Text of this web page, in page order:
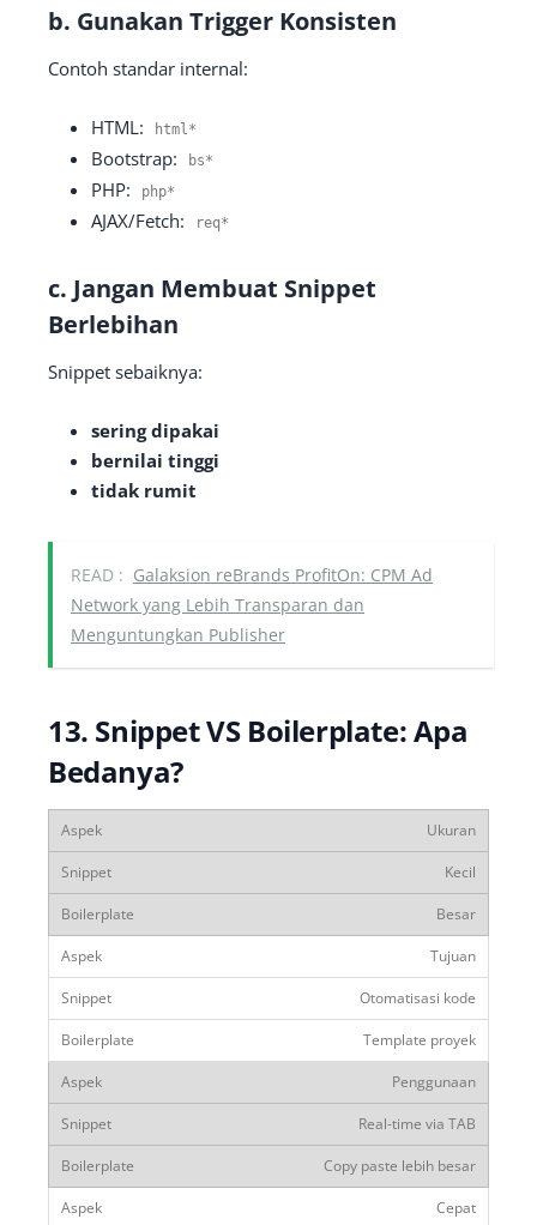
b. Gunakan Trigger Konsisten
Contoh standar internal:
HTML: html *
Bootstrap: bs*
PHP: php*
AJAX/Fetch: req*
c. Jangan Membuat Snippet
Berlebihan
Snippet sebaiknya:
sering dipakai
bernilai tinggi
tidak rumit
READ : Galaksion reBrands ProfitOn: CPM Ad
Network yang Lebih Transparan dan
Menguntungkan Publisher
13. Snippet VS Boilerplate: Apa
Bedanya?
Ukuran
Kecil
Besar
Tujuan
Otomatisasi kode
Template proyek
Penggunaan
Real-time via TAB
Copy paste lebih besar
Cepat